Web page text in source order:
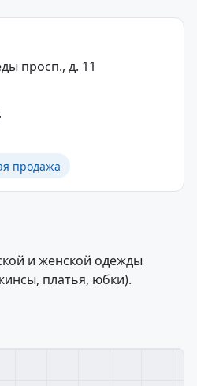
просп., д. 11
продажа
и женской одежды
платья, юбки).